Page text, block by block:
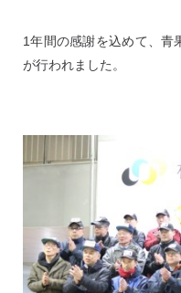
1年間の感謝を込めて、青
が行われました。